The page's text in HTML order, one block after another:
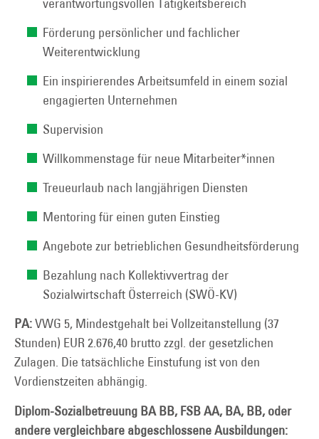
verantwortungsvollen Tätigkeitsbereich
Förderung persönlicher und fachlicher
Weiterentwicklung
Ein inspirierendes Arbeitsumfeld in einem sozial
engagierten Unternehmen
Supervision
Willkommenstage für neue Mitarbeiter*innen
Treueurlaub nach langjährigen Diensten
Mentoring für einen guten Einstieg
Angebote zur betrieblichen Gesundheitsförderung
Bezahlung nach Kollektivvertrag der
Sozialwirtschaft Österreich (SWÖ-KV)
PA:VWG 5, Mindestgehalt bei Vollzeitanstellung (37
Stunden) EUR 2.676,40 brutto zzgl. der gesetzlichen
Zulagen. Die tatsächliche Einstufung ist von den
Vordienstzeiten abhängig.
Diplom-Sozialbetreuung BA BB, FSB AA, BA, BB, oder
andere vergleichbare abgeschlossene Ausbildungen: